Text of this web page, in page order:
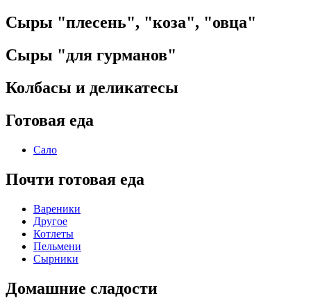
Сыры "плесень", "коза", "овца"
Сыры "для гурманов"
Колбасы и деликатесы
Готовая еда
Сало
Почти готовая еда
Вареники
Другое
Котлеты
Пельмени
Сырники
Домашние сладости